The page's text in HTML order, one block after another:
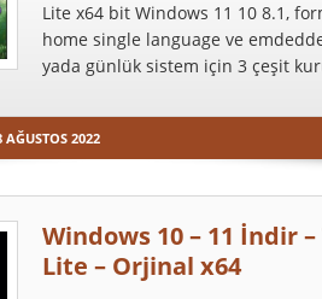
Lite x64 bit Windows 11 10 8.1,
home single language ve
yada günlük sistem için 3 çeşit
2022
Windows 10 – 11 İndir
Lite – Orjinal x64